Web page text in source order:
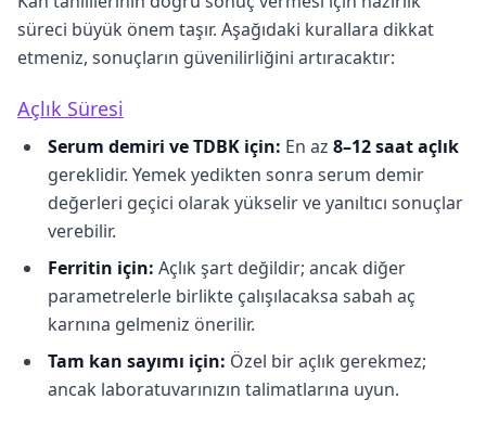
süreci büyük önem taşır. Aşağıdaki kurallara dikkat
etmeniz, sonuçların güvenilirliğini artıracaktır:
Açlık Süresi
Serum demiri ve TDBK için: En az 8–12 saat açlık
gereklidir. Yemek yedikten sonra serum demir
değerleri geçici olarak yükselir ve yanıltıcı sonuçlar
verebilir.
Ferritin için: Açlık şart değildir; ancak diğer
parametrelerle birlikte çalışılacaksa sabah aç
karnına gelmeniz önerilir.
Tam kan sayımı için: Özel bir açlık gerekmez;
ancak laboratuvarınızın talimatlarına uyun.